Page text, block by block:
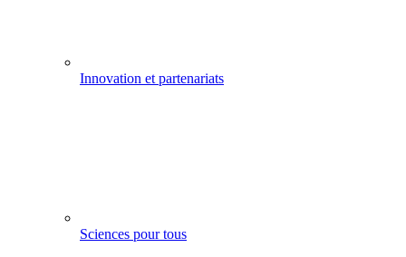
Innovation et partenariats
Sciences pour tous